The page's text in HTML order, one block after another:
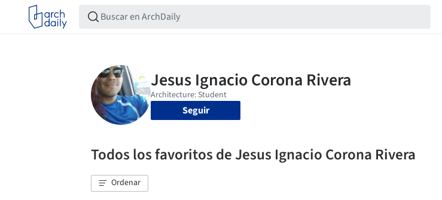
Seguir
Todos los favoritos de Jesus Ignacio Corona Rivera
Ordenar